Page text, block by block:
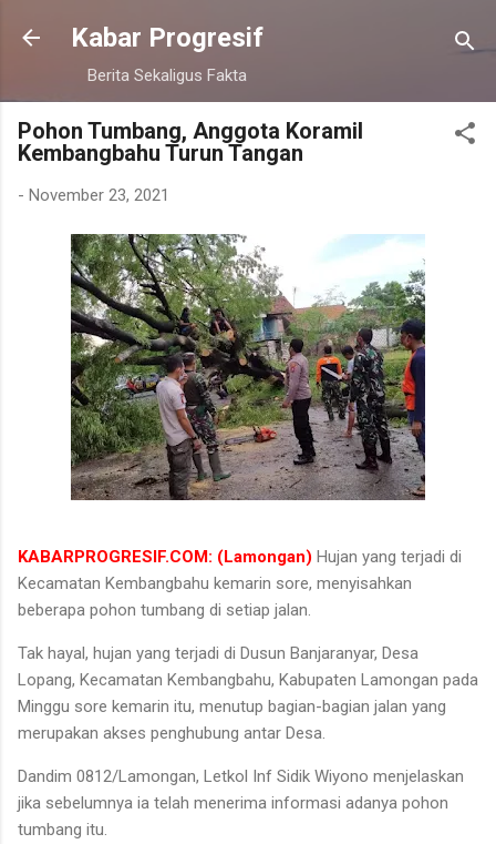
Langsung ke konten utama
Kabar Progresif
Berita Sekaligus Fakta
Pohon Tumbang, Anggota Koramil
Kembangbahu Turun Tangan
- November 23, 2021
KABARPROGRESIF.COM: (Lamongan) Hujan yang terjadi di
Kecamatan Kembangbahu kemarin sore, menyisahkan
beberapa pohon tumbang di setiap jalan.
Tak hayal, hujan yang terjadi di Dusun Banjaranyar, Desa
Lopang, Kecamatan Kembangbahu, Kabupaten Lamongan pada
Minggu sore kemarin itu, menutup bagian-bagian jalan yang
merupakan akses penghubung antar Desa.
Dandim 0812/Lamongan, Letkol Inf Sidik Wiyono menjelaskan
jika sebelumnya ia telah menerima informasi adanya pohon
tumbang itu.